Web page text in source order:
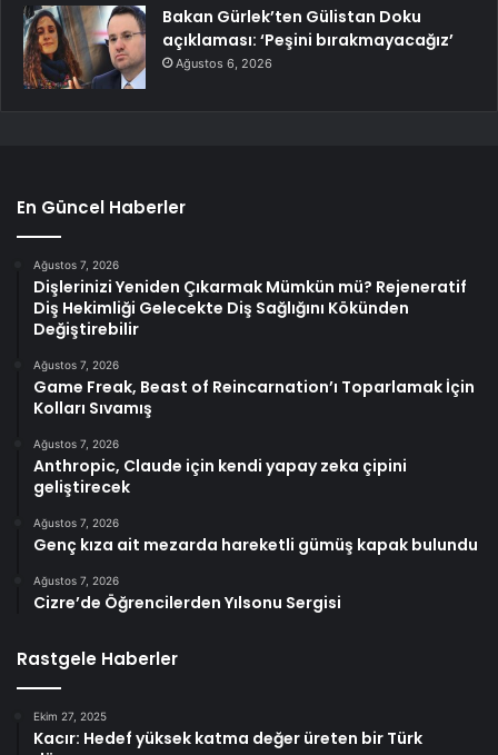
Bakan Gürlek’ten Gülistan Doku
açıklaması: ‘Peşini bırakmayacağız’
Ağustos 6, 2026
En Güncel Haberler
Ağustos 7, 2026
Dişlerinizi Yeniden Çıkarmak Mümkün mü? Rejeneratif
Diş Hekimliği Gelecekte Diş Sağlığını Kökünden
Değiştirebilir
Ağustos 7, 2026
Game Freak, Beast of Reincarnation’ı Toparlamak İçin
Kolları Sıvamış
Ağustos 7, 2026
Anthropic, Claude için kendi yapay zeka çipini
geliştirecek
Ağustos 7, 2026
Genç kıza ait mezarda hareketli gümüş kapak bulundu
Ağustos 7, 2026
Cizre’de Öğrencilerden Yılsonu Sergisi
Rastgele Haberler
Ekim 27, 2025
Kacır: Hedef yüksek katma değer üreten bir Türk